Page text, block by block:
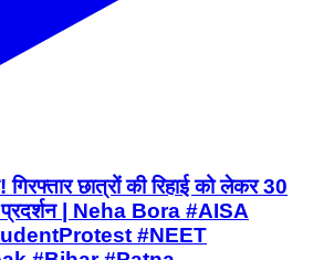
छात्रों की रिहाई को लेकर 30
प्रदर्शन | Neha Bora #AISA
#LatestNews #HindiNews
27, 2026